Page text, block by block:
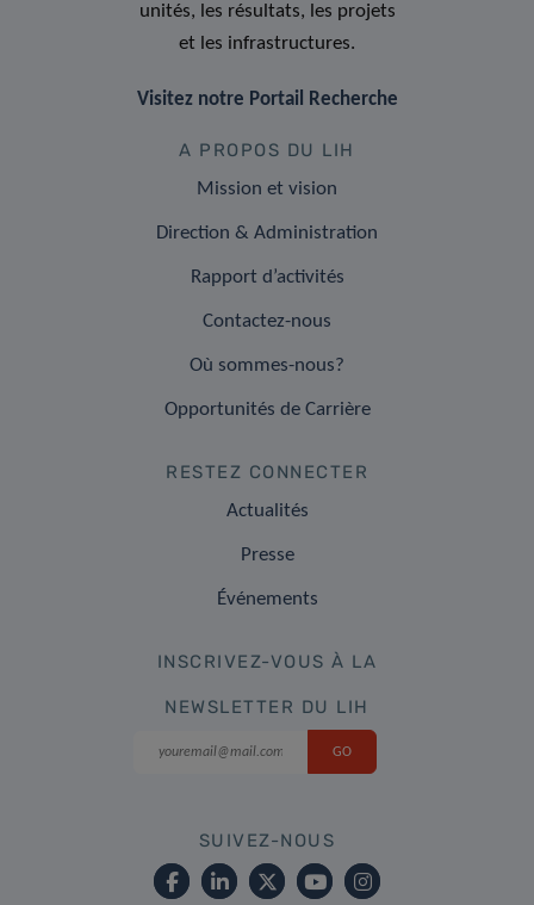
unités, les résultats, les projets
et les infrastructures.
Visitez notre Portail Recherche
A PROPOS DU LIH
Mission et vision
Direction & Administration
Rapport d’activités
Contactez-nous
Où sommes-nous?
Opportunités de Carrière
RESTEZ CONNECTER
Actualités
Presse
Événements
INSCRIVEZ-VOUS À LA
NEWSLETTER DU LIH
SUIVEZ-NOUS